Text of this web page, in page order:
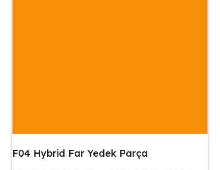
F04 Hybrid Far Yedek Parça